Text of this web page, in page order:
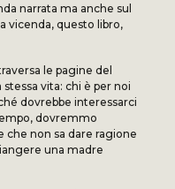
narrata ma anche sul
vicenda, questo libro,
le pagine del
vita: chi è per noi
dovrebbe interessarci
dovremmo
che non sa dare ragione
una madre